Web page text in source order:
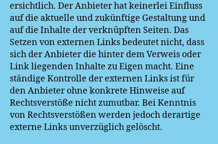
ersichtlich. Der Anbieter hat keinerlei Einfluss
auf die aktuelle und zukünftige Gestaltung und
auf die Inhalte der verknüpften Seiten. Das
Setzen von externen Links bedeutet nicht, dass
sich der Anbieter die hinter dem Verweis oder
Link liegenden Inhalte zu Eigen macht. Eine
ständige Kontrolle der externen Links ist für
den Anbieter ohne konkrete Hinweise auf
Rechtsverstöße nicht zumutbar. Bei Kenntnis
von Rechtsverstößen werden jedoch derartige
externe Links unverzüglich gelöscht.